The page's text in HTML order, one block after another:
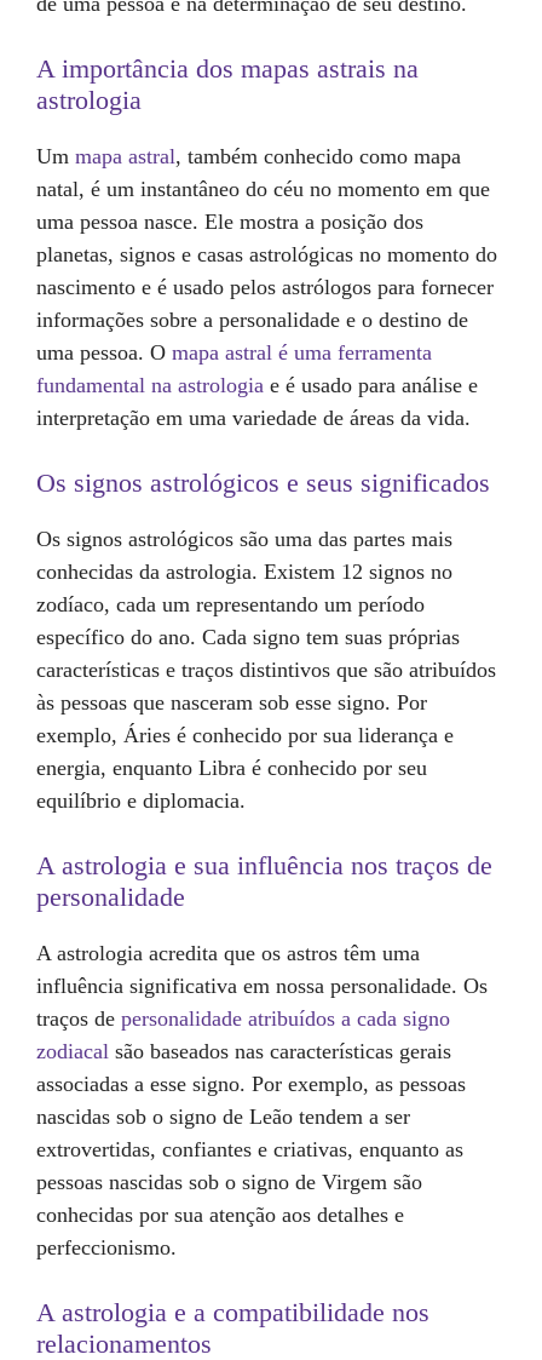
A importância dos mapas astrais na
astrologia
Um mapa astral, também conhecido como mapa
natal, é um instantâneo do céu no momento em que
uma pessoa nasce. Ele mostra a posição dos
planetas, signos e casas astrológicas no momento do
nascimento e é usado pelos astrólogos para fornecer
informações sobre a personalidade e o destino de
uma pessoa. O mapa astral é uma ferramenta
fundamental na astrologia e é usado para análise e
interpretação em uma variedade de áreas da vida.
Os signos astrológicos e seus significados
Os signos astrológicos são uma das partes mais
conhecidas da astrologia. Existem 12 signos no
zodíaco, cada um representando um período
específico do ano. Cada signo tem suas próprias
características e traços distintivos que são atribuídos
às pessoas que nasceram sob esse signo. Por
exemplo, Áries é conhecido por sua liderança e
energia, enquanto Libra é conhecido por seu
equilíbrio e diplomacia.
A astrologia e sua influência nos traços de
personalidade
A astrologia acredita que os astros têm uma
influência significativa em nossa personalidade. Os
traços de personalidade atribuídos a cada signo
zodiacal são baseados nas características gerais
associadas a esse signo. Por exemplo, as pessoas
nascidas sob o signo de Leão tendem a ser
extrovertidas, confiantes e criativas, enquanto as
pessoas nascidas sob o signo de Virgem são
conhecidas por sua atenção aos detalhes e
perfeccionismo.
A astrologia e a compatibilidade nos
relacionamentos